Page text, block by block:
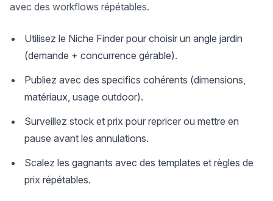
avec des workflows répétables.
Utilisez le Niche Finder pour choisir un angle jardin
(demande + concurrence gérable).
Publiez avec des specifics cohérents (dimensions,
matériaux, usage outdoor).
Surveillez stock et prix pour repricer ou mettre en
pause avant les annulations.
Scalez les gagnants avec des templates et règles de
prix répétables.